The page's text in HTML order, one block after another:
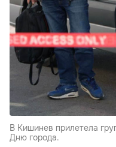
В Кишинев прилетела
Дню города.